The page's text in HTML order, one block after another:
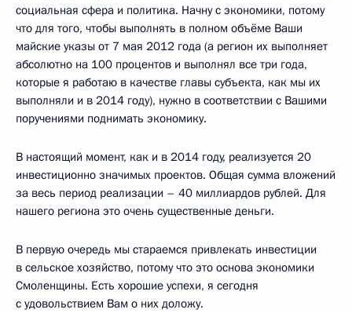
социальная сфера и политика. Начну с экономики, потому
что для того, чтобы выполнять в полном объёме Ваши
майские указы от 7 мая 2012 года (а регион их выполняет
абсолютно на 100 процентов и выполнял все три года,
которые я работаю в качестве главы субъекта, как мы их
выполняли и в 2014 году), нужно в соответствии с Вашими
поручениями поднимать экономику.
В настоящий момент, как и в 2014 году, реализуется 20
инвестиционно значимых проектов. Общая сумма вложений
за весь период реализации – 40 миллиардов рублей. Для
нашего региона это очень существенные деньги.
В первую очередь мы стараемся привлекать инвестиции
в сельское хозяйство, потому что это основа экономики
Смоленщины. Есть хорошие успехи, я сегодня
с удовольствием Вам о них доложу.